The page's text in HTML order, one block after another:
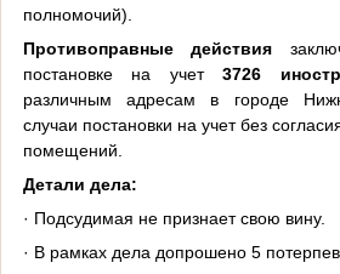
полномочий).
Противоправные действия
постановке на учет 3726
различным адресам в городе
случаи постановки на учет без
помещений.
Детали дела:
· Подсудимая не признает свою вину.
· В рамках дела допрошено 5